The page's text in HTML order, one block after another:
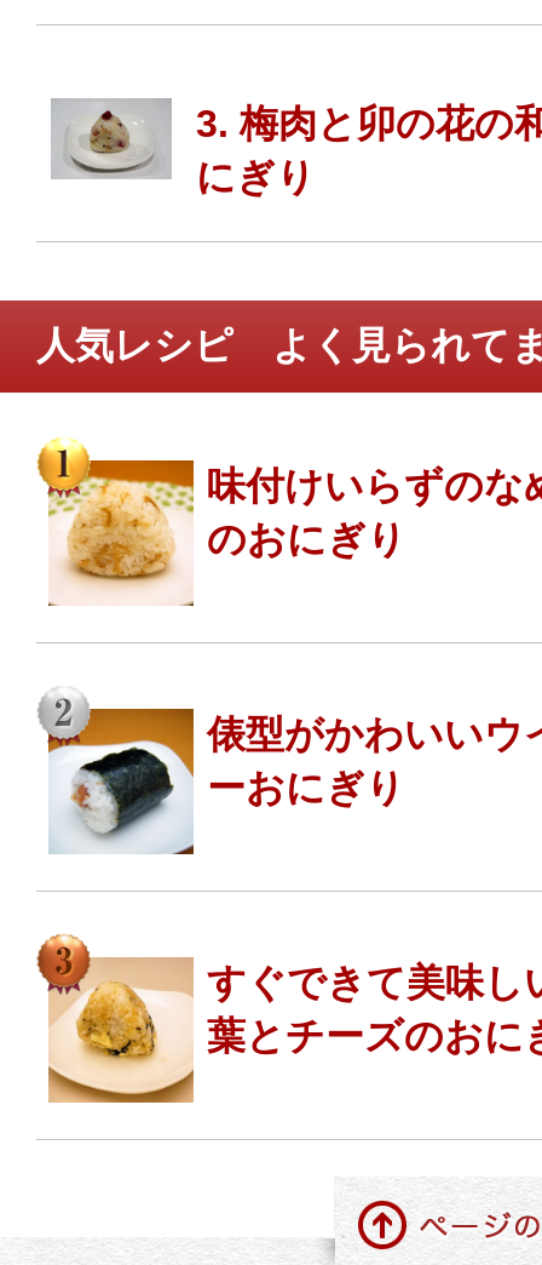
3. 梅肉と卯の花の
にぎり
人気レシピ よく見られて
味付けいらずのな
のおにぎり
俵型がかわいいウ
ーおにぎり
すぐできて美味し
葉とチーズのおに